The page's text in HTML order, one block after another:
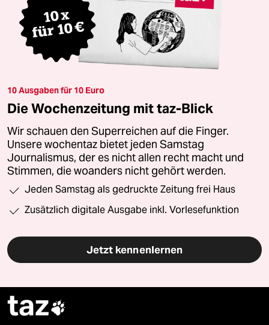
10 Ausgaben für 10 Euro
Die Wochenzeitung mit taz-Blick
Wir schauen den Superreichen auf die Finger.
Unsere wochentaz bietet jeden Samstag
Journalismus, der es nicht allen recht macht und
Stimmen, die woanders nicht gehört werden.
Jeden Samstag als gedruckte Zeitung frei Haus
Zusätzlich digitale Ausgabe inkl. Vorlesefunktion
Jetzt kennenlernen
taz